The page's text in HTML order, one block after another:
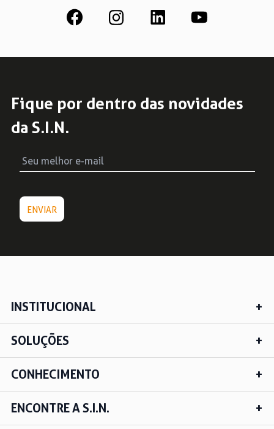
Fique por dentro das novidades
da S.I.N.
INSTITUCIONAL
SOLUÇÕES
CONHECIMENTO
ENCONTRE A S.I.N.